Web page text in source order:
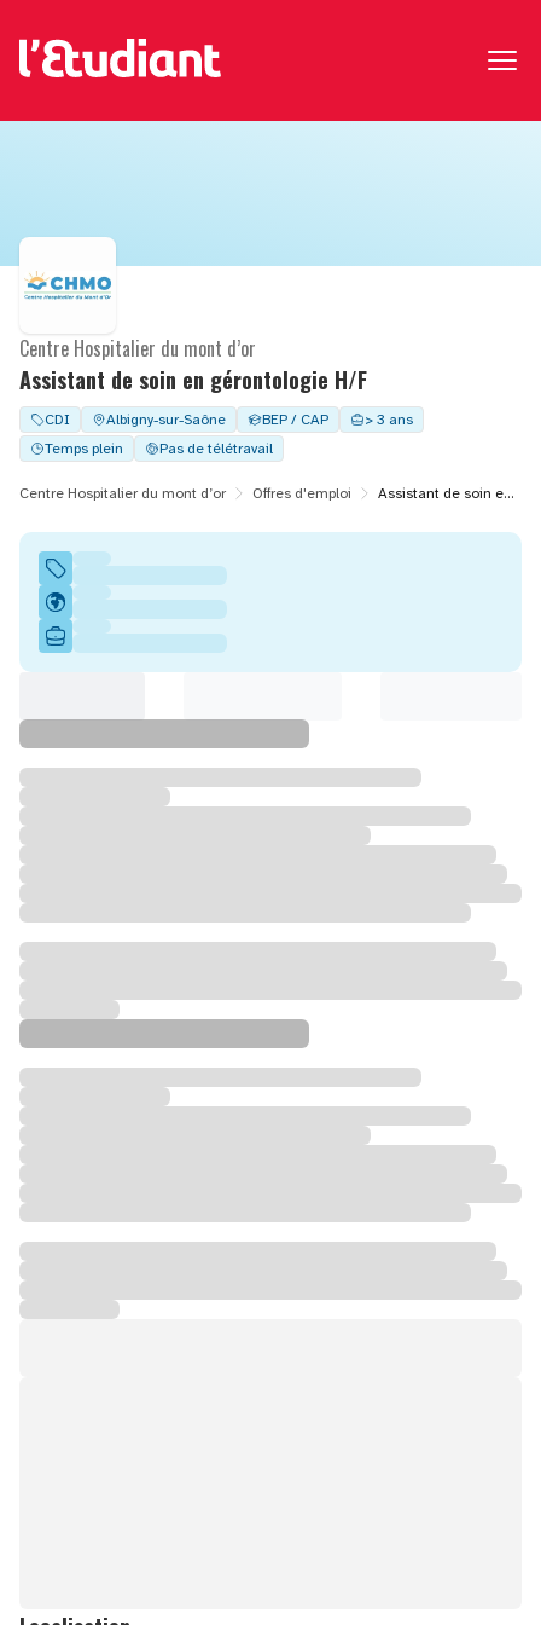
Assistant de soin en gérontologie H/F
Centre Hospitalier du mont d’or
CDI Albigny-sur-Saône BEP / CAP
> 3 ans
Temps plein
Pas de télétravail
Centre Hospitalier du mont d’or Offres d'emploi Assistant de soin en gérontologie H/F